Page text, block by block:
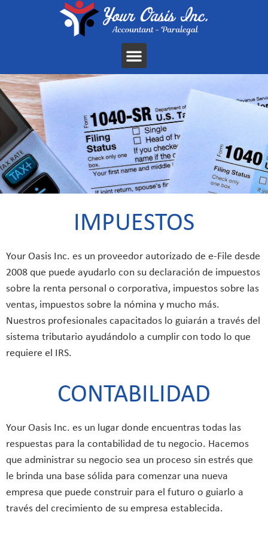
IMPUESTOS
Your Oasis Inc. es un proveedor autorizado de e-File desde
2008 que puede ayudarlo con su declaración de impuestos
sobre la renta personal o corporativa, impuestos sobre las
ventas, impuestos sobre la nómina y mucho más.
Nuestros profesionales capacitados lo guiarán a través del
sistema tributario ayudándolo a cumplir con todo lo que
requiere el IRS.
CONTABILIDAD
Your Oasis Inc. es un lugar donde encuentras todas las
respuestas para la contabilidad de tu negocio. Hacemos
que administrar su negocio sea un proceso sin estrés que
le brinda una base sólida para comenzar una nueva
empresa que puede construir para el futuro o guiarlo a
través del crecimiento de su empresa establecida.